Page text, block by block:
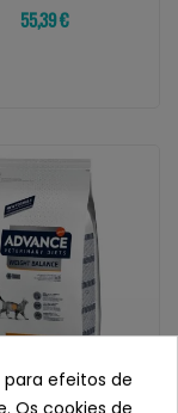
55,39 €
efeitos de